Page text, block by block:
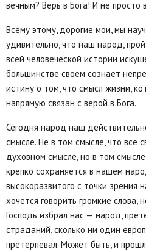
вечным? Верь в Бога! И не просто
Всему этому, дорогие мои, мы
удивительно, что наш народ,
всей человеческой истории
большинстве своем сознает
истину о том, что смысл жизни,
напрямую связан с верой в Бога.
Сегодня народ наш
смысле. Не в том смысле, что все
духовном смысле, но в том
крепко сохраняется в нашем
высокоразвитого с точки зрения
хочется говорить громкие слова,
Господь избрал нас — народ,
страданий, сколько ни один
претерпевал. Может быть, и